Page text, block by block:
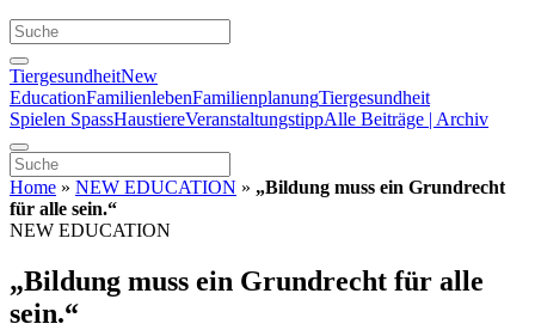
TiergesundheitNew
EducationFamilienlebenFamilienplanungTiergesundheit
Spielen SpassHaustiereVeranstaltungstippAlle Beiträge | Archiv
Home » NEW EDUCATION » „Bildung muss ein Grundrecht
für alle sein.“
NEW EDUCATION
„Bildung muss ein Grundrecht für alle
sein.“